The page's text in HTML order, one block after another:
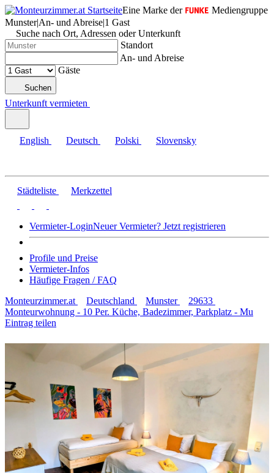
Eine Marke der
Mediengruppe
Munster|An- und Abreise|1 Gast
Suche nach Ort, Adressen oder Unterkunft
Standort
An- und Abreise
Gäste
Suchen
Unterkunft vermieten
English Deutsch Polski Slovensky
Städteliste Merkzettel
Vermieter-LoginNeuer Vermieter? Jetzt registrieren
Profile und Preise
Vermieter-Infos
Häufige Fragen / FAQ
Monteurzimmer.at
Deutschland Munster
29633
Monteurwohnung - 10 Per. Küche, Badezimmer, Parkplatz - Mu
Eintrag teilen